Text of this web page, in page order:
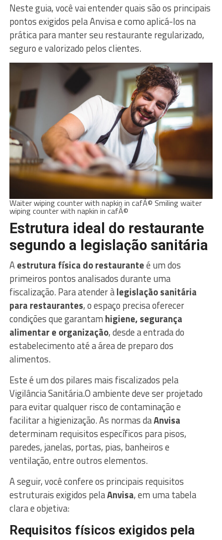
Neste guia, você vai entender quais são os principais
pontos exigidos pela Anvisa e como aplicá-los na
prática para manter seu restaurante regularizado,
seguro e valorizado pelos clientes.
Waiter wiping counter with napkin in cafÃ© Smiling waiter
wiping counter with napkin in cafÃ©
Estrutura ideal do restaurante
segundo a legislação sanitária
Aestrutura física do restauranteé um dos
primeiros pontos analisados durante uma
fiscalização. Para atender àlegislação sanitária
para restaurantes, o espaço precisa oferecer
condições que garantam higiene, segurança
alimentare organização, desde a entrada do
estabelecimento até a área de preparo dos
alimentos.
Este é um dos pilares mais fiscalizados pela
Vigilância Sanitária.O ambiente deve ser projetado
para evitar qualquer risco de contaminação e
facilitar a higienização. As normas daAnvisa
determinam requisitos específicos para pisos,
paredes, janelas, portas, pias, banheiros e
ventilação, entre outros elementos.
A seguir, você confere os principais requisitos
estruturais exigidos pelaAnvisa, em uma tabela
clara e objetiva:
Requisitos físicos exigidos pela